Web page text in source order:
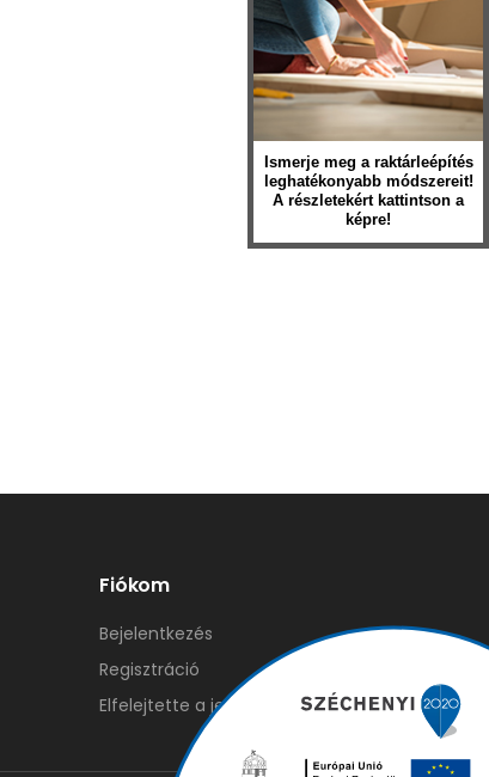
Ismerje meg a raktárleépítés
leghatékonyabb módszereit!
A részletekért kattintson a
képre!
Fiókom
Bejelentkezés
Regisztráció
Elfelejtette a jelszavát?